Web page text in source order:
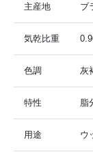
主産地 ブ
気乾比重
色調 灰
特性 脂
用途 ウ